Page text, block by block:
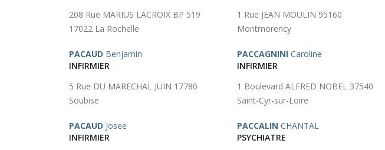
208 Rue MARIUS LACROIX BP 519
17022 La Rochelle
1 Rue JEAN MOULIN 95160
Montmorency
PACAUD Benjamin
INFIRMIER
5 Rue DU MARECHAL JUIN 17780
Soubise
PACCAGNINI Caroline
INFIRMIER
1 Boulevard ALFRED NOBEL 37540
Saint-Cyr-sur-Loire
PACAUD Josee
INFIRMIER
PACCALIN CHANTAL
PSYCHIATRE